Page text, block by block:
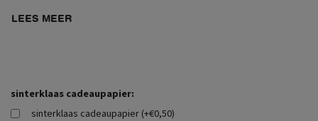
LEES MEER
sinterklaas cadeaupapier:
sinterklaas cadeaupapier (+€0,50)